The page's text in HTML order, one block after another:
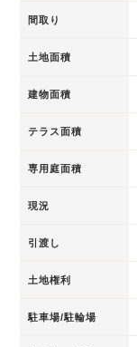
間取り
土地面積
建物面積
テラス面積
専用庭面積
現況
引渡し
土地権利
駐車場/駐輪場